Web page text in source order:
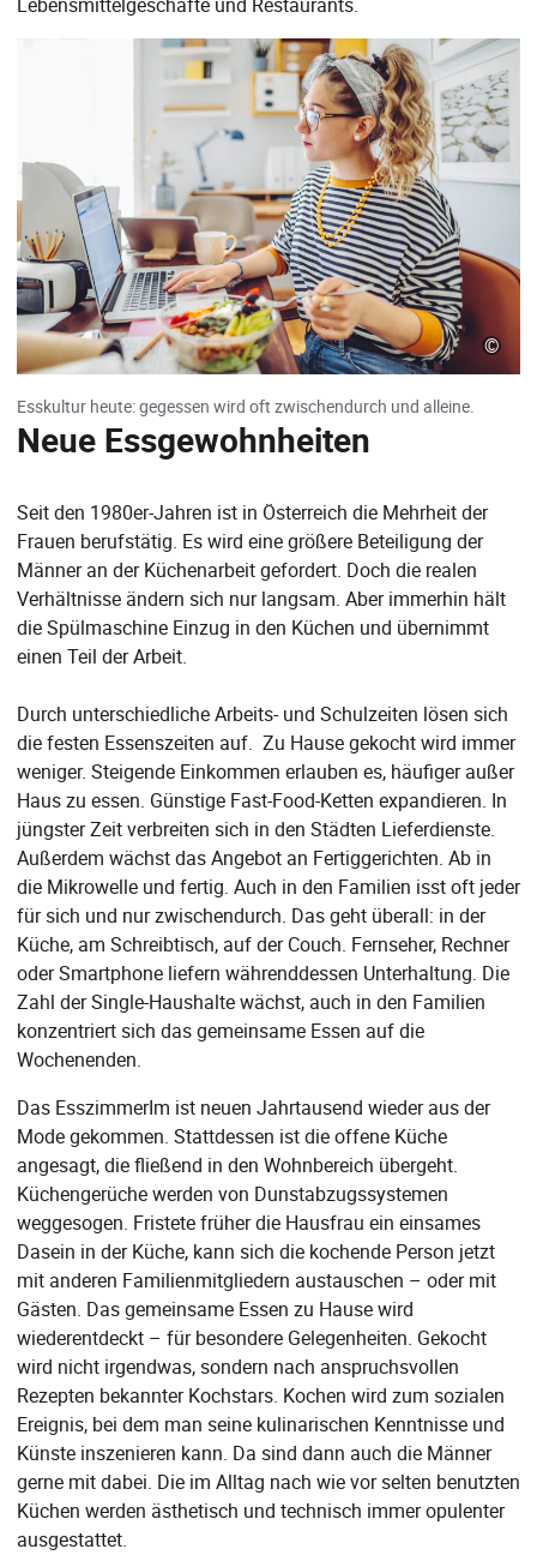
©
Esskultur heute: gegessen wird oft zwischendurch und alleine.
Neue Essgewohnheiten
Seit den 1980er-Jahren ist in Österreich die Mehrheit der
Frauen berufstätig. Es wird eine größere Beteiligung der
Männer an der Küchenarbeit gefordert. Doch die realen
Verhältnisse ändern sich nur langsam. Aber immerhin hält
die Spülmaschine Einzug in den Küchen und übernimmt
einen Teil der Arbeit.
Durch unterschiedliche Arbeits- und Schulzeiten lösen sich
die festen Essenszeiten auf. Zu Hause gekocht wird immer
weniger. Steigende Einkommen erlauben es, häufiger außer
Haus zu essen. Günstige Fast-Food-Ketten expandieren. In
jüngster Zeit verbreiten sich in den Städten Lieferdienste.
Außerdem wächst das Angebot an Fertiggerichten. Ab in
die Mikrowelle und fertig. Auch in den Familien isst oft jeder
für sich und nur zwischendurch. Das geht überall: in der
Küche, am Schreibtisch, auf der Couch. Fernseher, Rechner
oder Smartphone liefern währenddessen Unterhaltung. Die
Zahl der Single-Haushalte wächst, auch in den Familien
konzentriert sich das gemeinsame Essen auf die
Wochenenden.
Das EsszimmerIm ist neuen Jahrtausend wieder aus der
Mode gekommen. Stattdessen ist die offene Küche
angesagt, die fließend in den Wohnbereich übergeht.
Küchengerüche werden von Dunstabzugssystemen
weggesogen. Fristete früher die Hausfrau ein einsames
Dasein in der Küche, kann sich die kochende Person jetzt
mit anderen Familienmitgliedern austauschen – oder mit
Gästen. Das gemeinsame Essen zu Hause wird
wiederentdeckt – für besondere Gelegenheiten. Gekocht
wird nicht irgendwas, sondern nach anspruchsvollen
Rezepten bekannter Kochstars. Kochen wird zum sozialen
Ereignis, bei dem man seine kulinarischen Kenntnisse und
Künste inszenieren kann. Da sind dann auch die Männer
gerne mit dabei. Die im Alltag nach wie vor selten benutzten
Küchen werden ästhetisch und technisch immer opulenter
ausgestattet.